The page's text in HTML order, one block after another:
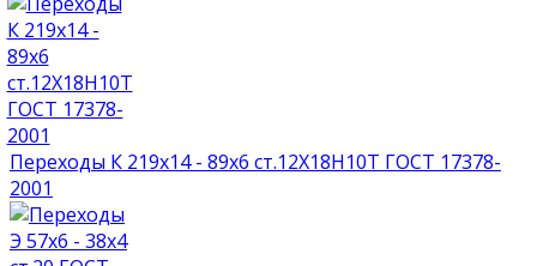
Переходы К 219х14 - 89х6 ст.12Х18Н10Т ГОСТ 17378-
2001